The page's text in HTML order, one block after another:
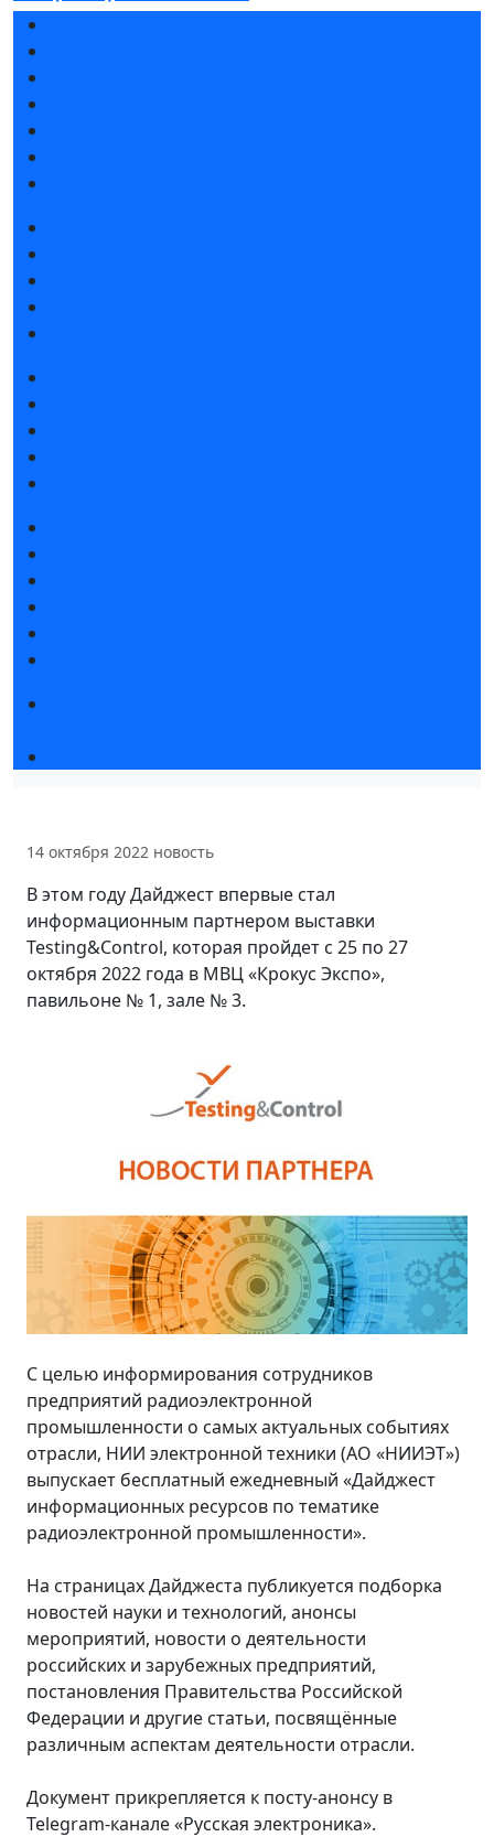
14 октября 2022 новость
В этом году Дайджест впервые стал
информационным партнером выставки
Testing&Control, которая пройдет с 25 по 27
октября 2022 года в МВЦ «Крокус Экспо»,
павильоне № 1, зале № 3.
С целью информирования сотрудников
предприятий радиоэлектронной
промышленности о самых актуальных событиях
отрасли, НИИ электронной техники (АО «НИИЭТ»)
выпускает бесплатный ежедневный «Дайджест
информационных ресурсов по тематике
радиоэлектронной промышленности».
На страницах Дайджеста публикуется подборка
новостей науки и технологий, анонсы
мероприятий, новости о деятельности
российских и зарубежных предприятий,
постановления Правительства Российской
Федерации и другие статьи, посвящённые
различным аспектам деятельности отрасли.
Документ прикрепляется к посту-анонсу в
Telegram-канале «Русская электроника».